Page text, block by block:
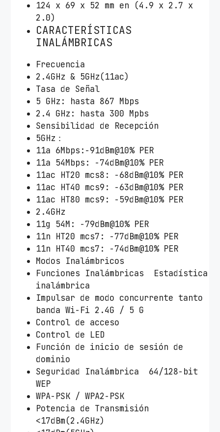
124 x 69 x 52 mm en (4.9 x 2.7 x
2.0)
CARACTERÍSTICAS
INALÁMBRICAS
Frecuencia
2.4GHz & 5GHz(11ac)
Tasa de Señal
5 GHz: hasta 867 Mbps
2.4 GHz: hasta 300 Mpbs
Sensibilidad de Recepción
5GHz：
11a 6Mbps:-91dBm@10% PER
11a 54Mbps: -74dBm@10% PER
11ac HT20 mcs8: -68dBm@10% PER
11ac HT40 mcs9: -63dBm@10% PER
11ac HT80 mcs9: -59dBm@10% PER
2.4GHz
11g 54M: -79dBm@10% PER
11n HT20 mcs7: -77dBm@10% PER
11n HT40 mcs7: -74dBm@10% PER
Modos Inalámbricos
Funciones Inalámbricas Estadística
inalámbrica
Impulsar de modo concurrente tanto
banda Wi-Fi 2.4G / 5 G
Control de acceso
Control de LED
Función de inicio de sesión de
dominio
Seguridad Inalámbrica 64/128-bit
WEP
WPA-PSK / WPA2-PSK
Potencia de Transmisión
<17dBm(2.4GHz)